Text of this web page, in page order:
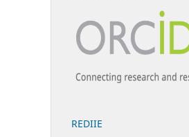
REDIIE